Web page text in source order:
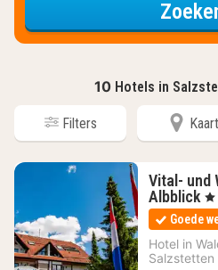
10 Hotels in
Filters Kaart
Vital- und
Albblick 1
€
,
Goede
Hotel in
Salzstetten